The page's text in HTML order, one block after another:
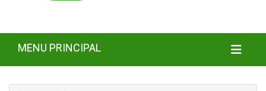
MENU PRINCIPAL